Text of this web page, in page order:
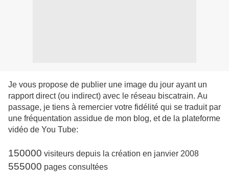
Je vous propose de publier une image du jour ayant un
rapport direct (ou indirect) avec le réseau biscatrain. Au
passage, je tiens à remercier votre fidélité qui se traduit par
une fréquentation assidue de mon blog, et de la plateforme
vidéo de You Tube:
150000 visiteurs depuis la création en janvier 2008
555000 pages consultées